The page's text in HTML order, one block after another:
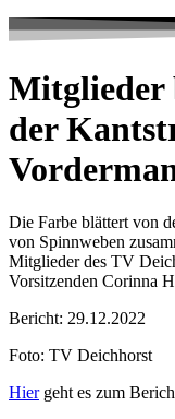
Mitglieder
der
Die Farbe blättert von
von Spinnweben
Mitglieder des TV
Vorsitzenden Corinna
Bericht: 29.12.2022
Foto: TV Deichhorst
Hiergeht es zum